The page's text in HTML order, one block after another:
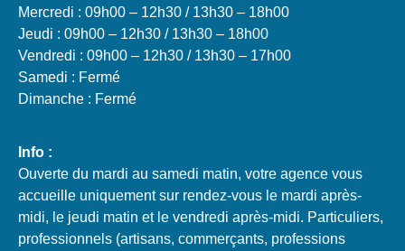
Mercredi : 09h00 – 12h30 / 13h30 – 18h00
Jeudi : 09h00 – 12h30 / 13h30 – 18h00
Vendredi : 09h00 – 12h30 / 13h30 – 17h00
Samedi : Fermé
Dimanche : Fermé
Info :
Ouverte du mardi au samedi matin, votre agence vous
accueille uniquement sur rendez-vous le mardi après-
midi, le jeudi matin et le vendredi après-midi. Particuliers,
professionnels (artisans, commerçants, professions